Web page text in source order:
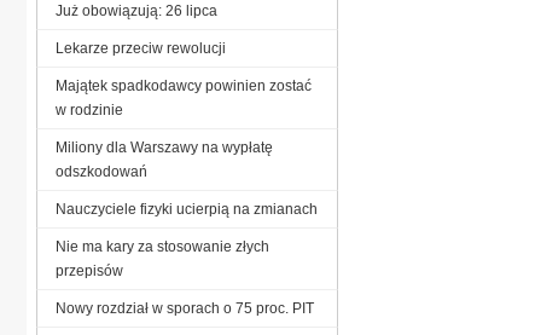
Już obowiązują: 26 lipca
Lekarze przeciw rewolucji
Majątek spadkodawcy powinien zostać
w rodzinie
Miliony dla Warszawy na wypłatę
odszkodowań
Nauczyciele fizyki ucierpią na zmianach
Nie ma kary za stosowanie złych
przepisów
Nowy rozdział w sporach o 75 proc. PIT